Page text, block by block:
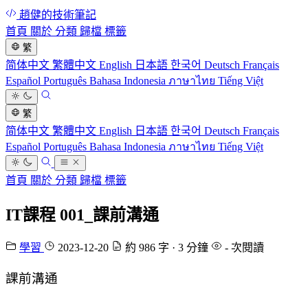
趙健的技術筆記
首頁 關於 分類 歸檔 標籤
繁
简体中文 繁體中文 English 日本語 한국어 Deutsch Français
Español Português Bahasa Indonesia ภาษาไทย Tiếng Việt
繁
简体中文 繁體中文 English 日本語 한국어 Deutsch Français
Español Português Bahasa Indonesia ภาษาไทย Tiếng Việt
首頁 關於 分類 歸檔 標籤
IT課程 001_課前溝通
學習 2023-12-20 約 986 字 · 3 分鐘 - 次閱讀
課前溝通